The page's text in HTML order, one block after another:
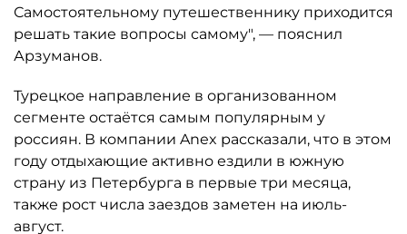
Самостоятельному путешественнику приходится
решать такие вопросы самому", — пояснил
Арзуманов.
Турецкое направление в организованном
сегменте остаётся самым популярным у
россиян. В компании Anex рассказали, что в этом
году отдыхающие активно ездили в южную
страну из Петербурга в первые три месяца,
также рост числа заездов заметен на июль-
август.